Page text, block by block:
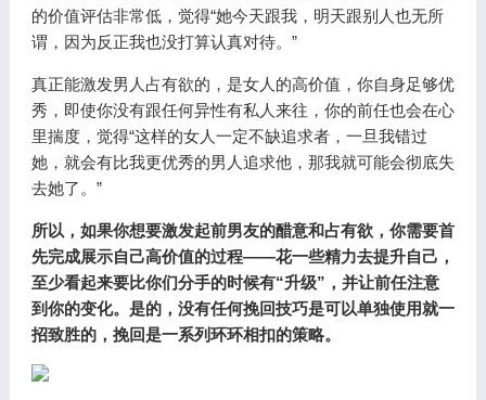
的价值评估非常低，觉得“她今天跟我，明天跟别人也无所
谓，因为反正我也没打算认真对待。”
真正能激发男人占有欲的，是女人的高价值，你自身足够优
秀，即使你没有跟任何异性有私人来往，你的前任也会在心
里揣度，觉得“这样的女人一定不缺追求者，一旦我错过
她，就会有比我更优秀的男人追求他，那我就可能会彻底失
去她了。”
所以，如果你想要激发起前男友的醋意和占有欲，你需要首
先完成展示自己高价值的过程——花一些精力去提升自己，
至少看起来要比你们分手的时候有“升级”，并让前任注意
到你的变化。是的，没有任何挽回技巧是可以单独使用就一
招致胜的，挽回是一系列环环相扣的策略。